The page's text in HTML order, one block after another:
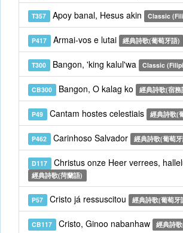
T357 Apoy banal, Hesus akin Classic
P417 Armai-vos e lutai 經典詩歌(葡萄牙語)
T300 Bangon, 'king kalul'wa Classic
CB300 Bangon, O kalag ko 經典詩歌(宿務
P49 Cantam hostes celestiais 經典詩歌(
P462 Carinhoso Salvador 經典詩歌(葡萄
D117 Christus onze Heer verrees,
經典詩歌(菏蘭語)
P57 Cristo já ressuscitou 經典詩歌(葡萄牙
CB117 Cristo, Ginoo nabanhaw 經典詩